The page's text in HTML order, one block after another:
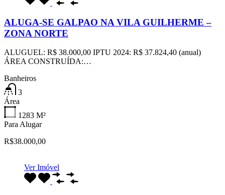
ALUGA-SE GALPAO NA VILA GUILHERME –
ZONA NORTE
ALUGUEL: R$ 38.000,00 IPTU 2024: R$ 37.824,40 (anual)
ÁREA CONSTRUÍDA:…
Banheiros
3
Área
1283 M²
Para Alugar
R$38.000,00
Ver Imóvel